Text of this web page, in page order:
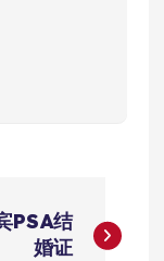
PSA结
婚证